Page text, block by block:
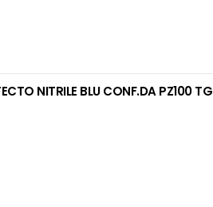
NITRILE BLU CONF.DA PZ100 TG